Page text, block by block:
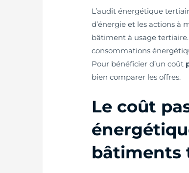
L’audit énergétique
d’énergie et les actions à
bâtiment à usage
consommations
Pour bénéficier d’un coût
bien comparer les offres.
Le coût
bâtiments